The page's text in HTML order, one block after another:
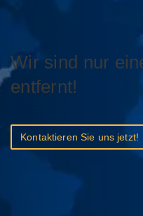
Wir sind nur
entfernt!
Kontaktieren Sie uns jetzt!